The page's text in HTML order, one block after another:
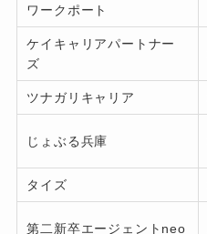
ワークポート
ケイキャリアパートナー
ズ
ツナガリキャリア
じょぶる兵庫
タイズ
第二新卒エージェントneo